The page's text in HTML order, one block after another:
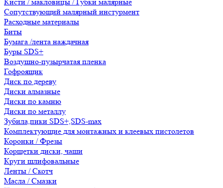
Сопутствующий малярный инстурмент
Расходные материалы
Биты
Бумага /лента наждачная
Буры SDS+
Воздушно-пузырчатая пленка
Гофроящик
Диск по дереву
Диски алмазные
Диски по камню
Диски по металлу
Зубила,пики SDS+,SDS-max
Комплектующие для монтажных и клеевых пистолетов
Коронки / Фрезы
Корщетки диски, чаши
Круги шлифовальные
Ленты / Скотч
Масла / Смазки